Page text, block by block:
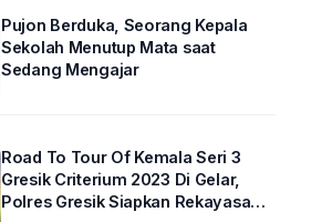
Pujon Berduka, Seorang Kepala
Sekolah Menutup Mata saat
Sedang Mengajar
Road To Tour Of Kemala Seri 3
Gresik Criterium 2023 Di Gelar,
Polres Gresik Siapkan Rekayasa